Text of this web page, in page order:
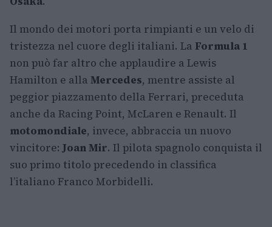
Il mondo dei motori porta rimpianti e un velo di
tristezza nel cuore degli italiani. La Formula 1
non può far altro che applaudire a Lewis
Hamilton e alla Mercedes, mentre assiste al
peggior piazzamento della Ferrari, preceduta
anche da Racing Point, McLaren e Renault. Il
motomondiale, invece, abbraccia un nuovo
vincitore: Joan Mir. Il pilota spagnolo conquista il
suo primo titolo precedendo in classifica
l’italiano Franco Morbidelli.